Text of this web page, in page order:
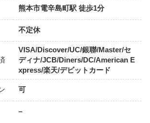
熊本市電辛島町駅 徒歩1分
不定休
VISA/Discover/UC/銀聯/Master/セ
ディナ/JCB/Diners/DC/American E
xpress/楽天/デビットカード
可
–